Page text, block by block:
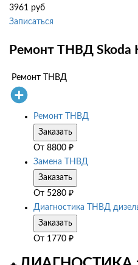
3961 руб
Записаться
Ремонт ТНВД Skoda
Ремонт ТНВД
Ремонт ТНВД
Заказать
От 8800 ₽
Замена ТНВД
Заказать
От 5280 ₽
Диагностика ТНВД
Заказать
От 1770 ₽